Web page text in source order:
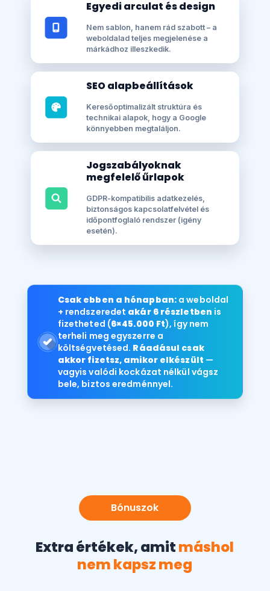
Egyedi arculat és design
Nem sablon, hanem rád szabott – a
weboldalad teljes megjelenése a
márkádhoz illeszkedik.
SEO alapbeállítások
Keresőoptimalizált struktúra és
technikai alapok, hogy a Google
könnyebben megtaláljon.
Jogszabályoknak
megfelelő űrlapok
GDPR-kompatibilis adatkezelés,
biztonságos kapcsolatfelvétel és
időpontfoglaló rendszer (igény
esetén).
Csak ebben a hónapban: a weboldal
+ rendszeredet akár 6 részletben is
fizetheted (6×45.000 Ft), így nem
terheli meg egyszerre a
költségvetésed. Ráadásul csak
akkor fizetsz, amikor elkészült —
vagyis valódi kockázat nélkül vágsz
bele, biztos eredménnyel.
Bónuszok
Extra értékek, amitmáshol
nem kapsz meg